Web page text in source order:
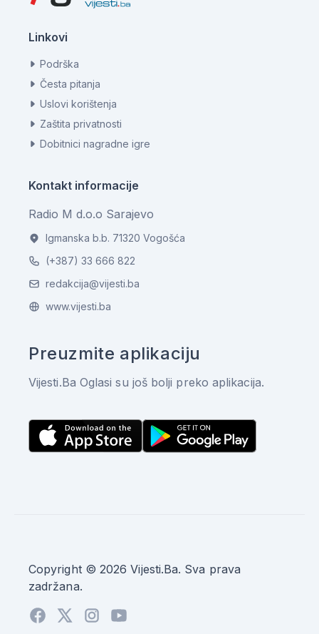
Linkovi
Podrška
Česta pitanja
Uslovi korištenja
Zaštita privatnosti
Dobitnici nagradne igre
Kontakt informacije
Radio M d.o.o Sarajevo
Igmanska b.b. 71320 Vogošća
(+387) 33 666 822
redakcija@vijesti.ba
www.vijesti.ba
Preuzmite aplikaciju
Vijesti.Ba Oglasi su još bolji preko aplikacija.
Copyright © 2026 Vijesti.Ba. Sva prava
zadržana.